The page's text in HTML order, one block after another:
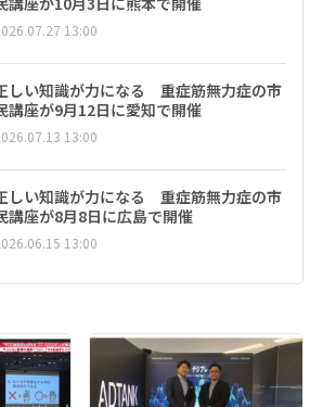
13:00
しい知識が力になる 重症筋無力症の市
講座が9月12日に愛知で開催
13:00
しい知識が力になる 重症筋無力症の市
講座が8月8日に広島で開催
13:00